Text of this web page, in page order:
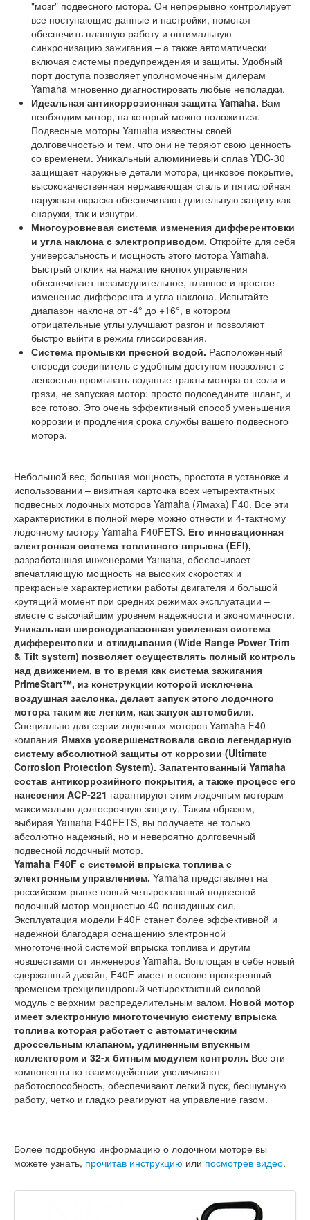
"мозг" подвесного мотора. Он непрерывно контролирует
все поступающие данные и настройки, помогая
обеспечить плавную работу и оптимальную
синхронизацию зажигания – а также автоматически
включая системы предупреждения и защиты. Удобный
порт доступа позволяет уполномоченным дилерам
Yamaha мгновенно диагностировать любые неполадки.
Идеальная антикоррозионная защита Yamaha. Вам
необходим мотор, на который можно положиться.
Подвесные моторы Yamaha известны своей
долговечностью и тем, что они не теряют свою ценность
со временем. Уникальный алюминиевый сплав YDC-30
защищает наружные детали мотора, цинковое покрытие,
высококачественная нержавеющая сталь и пятислойная
наружная окраска обеспечивают длительную защиту как
снаружи, так и изнутри.
Многоуровневая система изменения дифферентовки
и угла наклона с электроприводом. Откройте для себя
универсальность и мощность этого мотора Yamaha.
Быстрый отклик на нажатие кнопок управления
обеспечивает незамедлительное, плавное и простое
изменение дифферента и угла наклона. Испытайте
диапазон наклона от -4° до +16°, в котором
отрицательные углы улучшают разгон и позволяют
быстро выйти в режим глиссирования.
Система промывки пресной водой. Расположенный
спереди соединитель с удобным доступом позволяет с
легкостью промывать водяные тракты мотора от соли и
грязи, не запуская мотор: просто подсоедините шланг, и
все готово. Это очень эффективный способ уменьшения
коррозии и продления срока службы вашего подвесного
мотора.
Небольшой вес, большая мощность, простота в установке и
использовании – визитная карточка всех четырехтактных
подвесных лодочных моторов Yamaha (Ямаха) F40. Все эти
характеристики в полной мере можно отнести и 4-тактному
лодочному мотору Yamaha F40FETS. Его инновационная
электронная система топливного впрыска (EFI),
разработанная инженерами Yamaha, обеспечивает
впечатляющую мощность на высоких скоростях и
прекрасные характеристики работы двигателя и большой
крутящий момент при средних режимах эксплуатации –
вместе с высочайшим уровнем надежности и экономичности.
Уникальная широкодиапазонная усиленная система
дифферентовки и откидывания (Wide Range Power Trim
& Tilt system) позволяет осуществлять полный контроль
над движением, в то время как система зажигания
PrimeStart™, из конструкции которой исключена
воздушная заслонка, делает запуск этого лодочного
мотора таким же легким, как запуск автомобиля.
Специально для серии лодочных моторов Yamaha F40
компания Ямаха усовершенствовала свою легендарную
систему абсолютной защиты от коррозии (Ultimate
Corrosion Protection System). Запатентованный Yamaha
состав антикоррозийного покрытия, а также процесс его
нанесения ACP-221 гарантируют этим лодочным моторам
максимально долгосрочную защиту. Таким образом,
выбирая Yamaha F40FETS, вы получаете не только
абсолютно надежный, но и невероятно долговечный
подвесной лодочный мотор.
Yamaha F40F с системой впрыска топлива с
электронным управлением. Yamaha представляет на
российском рынке новый четырехтактный подвесной
лодочный мотор мощностью 40 лошадиных сил.
Эксплуатация модели F40F станет более эффективной и
надежной благодаря оснащению электронной
многоточечной системой впрыска топлива и другим
новшествами от инженеров Yamaha. Воплощая в себе новый
сдержанный дизайн, F40F имеет в основе проверенный
временем трехцилиндровый четырехтактный силовой
модуль с верхним распределительным валом. Новой мотор
имеет электронную многоточечную систему впрыска
топлива которая работает с автоматическим
дроссельным клапаном, удлиненным впускным
коллектором и 32-х битным модулем контроля. Все эти
компоненты во взаимодействии увеличивают
работоспособность, обеспечивают легкий пуск, бесшумную
работу, четко и гладко реагируют на управление газом.
Более подробную информацию о лодочном моторе вы
можете узнать, прочитав инструкцию или посмотрев видео.